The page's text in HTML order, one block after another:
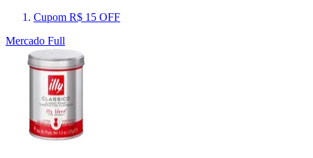
Cupom R$ 15 OFF
Mercado Full